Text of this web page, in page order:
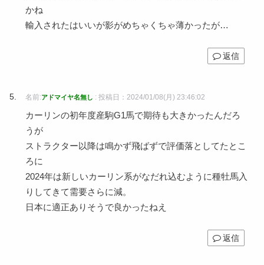
かね
輸入されたはいいが影がめちゃくちゃ薄かったが…
返信
名前:アドマイヤ名無し : 投稿日：2024/01/08(月) 23:46:02
カーリンの初年度産駒G1馬で期待も大きかったんだろ
うが
ストラクター以降は鳴かず飛ばずで評価落としてたとこ
ろに
2024年は新しいカーリン系がなだれ込むように種牡馬入
りしてきて需要さらに減。
日本に適正ありそうで良かったねえ
返信